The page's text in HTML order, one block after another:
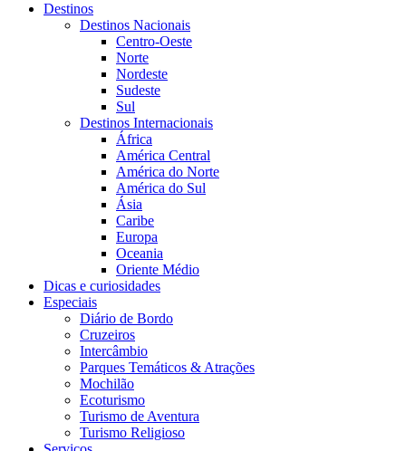
Destinos
Destinos Nacionais
Centro-Oeste
Norte
Nordeste
Sudeste
Sul
Destinos Internacionais
África
América Central
América do Norte
América do Sul
Ásia
Caribe
Europa
Oceania
Oriente Médio
Dicas e curiosidades
Especiais
Diário de Bordo
Cruzeiros
Intercâmbio
Parques Temáticos & Atrações
Mochilão
Ecoturismo
Turismo de Aventura
Turismo Religioso